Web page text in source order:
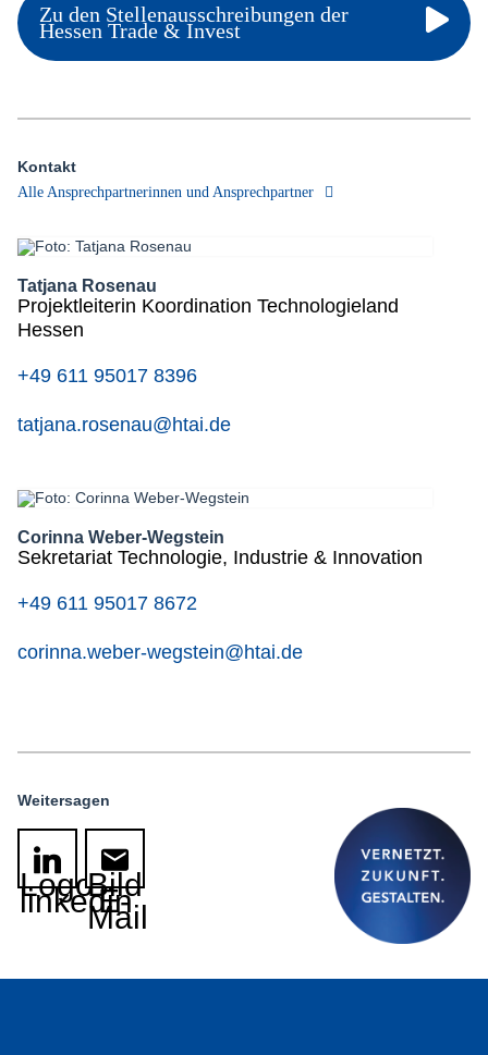
Zu den Stellenausschreibungen der
Hessen Trade & Invest
Kontakt
Alle Ansprechpartnerinnen und Ansprechpartner
Tatjana Rosenau
Projektleiterin Koordination Technologieland
Hessen
+49 611 95017 8396
tatjana.rosenau@htai.de
Corinna Weber-Wegstein
Sekretariat Technologie, Industrie & Innovation
+49 611 95017 8672
corinna.weber-wegstein@htai.de
Weitersagen
Logo
linkedin
Bild
E-
Mail